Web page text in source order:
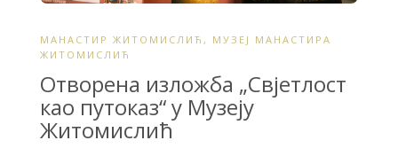
МАНАСТИР ЖИТОМИСЛИЋ , МУЗЕЈ МАНАСТИРА
ЖИТОМИСЛИЋ
Отворена изложба „Свјетлост
као путоказ“ у Музеју
Житомислић